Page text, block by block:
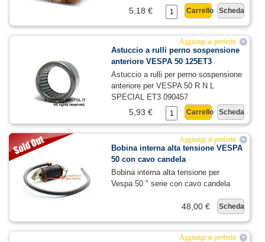
Scheda
Carrello
5,18 €
+
Aggiungi ai preferiti
Astuccio a rulli perno sospensione
anteriore VESPA 50 125ET3
Astuccio a rulli per perno sospensione
anteriore per VESPA 50 R N L
SPECIAL ET3 090457
Scheda
Carrello
5,93 €
+
Aggiungi ai preferiti
Bobina interna alta tensione VESPA
50 con cavo candela
Bobina interna alta tensione per
Vespa 50 " serie con cavo candela
Scheda
48,00 €
+
Aggiungi ai preferiti